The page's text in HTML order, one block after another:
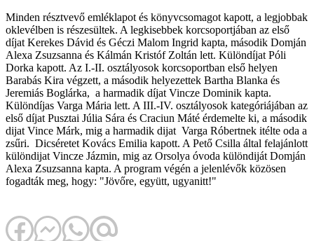
Minden résztvevő emléklapot és könyvcsomagot kapott, a legjobbak
oklevélben is részesültek. A legkisebbek korcsoportjában az első
díjat Kerekes Dávid és Géczi Malom Ingrid kapta, második Domján
Alexa Zsuzsanna és Kálmán Kristóf Zoltán lett. Különdíjat Póli
Dorka kapott. Az I.-II. osztályosok korcsoportban első helyen
Barabás Kira végzett, a második helyezettek Bartha Blanka és
Jeremiás Boglárka, a harmadik díjat Vincze Dominik kapta.
Különdíjas Varga Mária lett. A III.-IV. osztályosok kategóriájában az
első díjat Pusztai Júlia Sára és Craciun Máté érdemelte ki, a második
dijat Vince Márk, mig a harmadik dijat Varga Róbertnek itélte oda a
zsűri. Dicséretet Kovács Emilia kapott. A Pető Csilla által felajánlott
különdijat Vincze Jázmin, mig az Orsolya óvoda különdiját Domján
Alexa Zsuzsanna kapta. A program végén a jelenlévők közösen
fogadták meg, hogy: "Jövőre, együtt, ugyanitt!"